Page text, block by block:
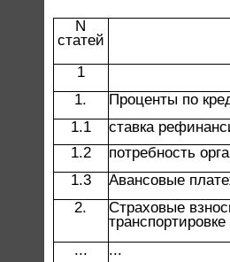
N
статей
1
1.
Проценты по
1.1
ставка
1.2
потребность
1.3
Авансовые
2.
Страховые
...
...